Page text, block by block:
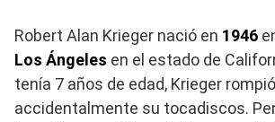
Robert Alan Krieger nació en 1946
Los Ángeles en el estado de
tenía 7 años de edad, Krieger rompió
accidentalmente su tocadiscos.